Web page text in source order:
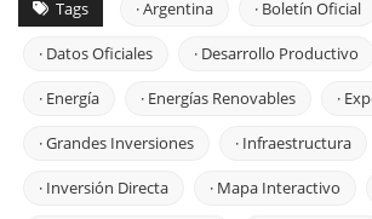
Tags · Argentina · Boletín Oficial
· Datos Oficiales · Desarrollo Productivo
· Energía · Energías Renovables ·
· Grandes Inversiones · Infraestructura
· Inversión Directa · Mapa Interactivo